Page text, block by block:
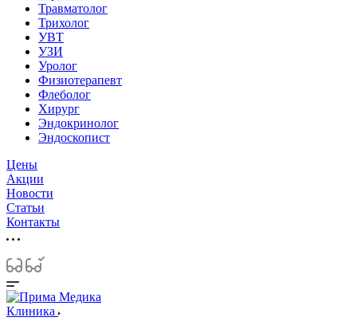
Травматолог
Трихолог
УВТ
УЗИ
Уролог
Физиотерапевт
Флеболог
Хирург
Эндокринолог
Эндоскопист
Цены
Акции
Новости
Статьи
Контакты
Клиника